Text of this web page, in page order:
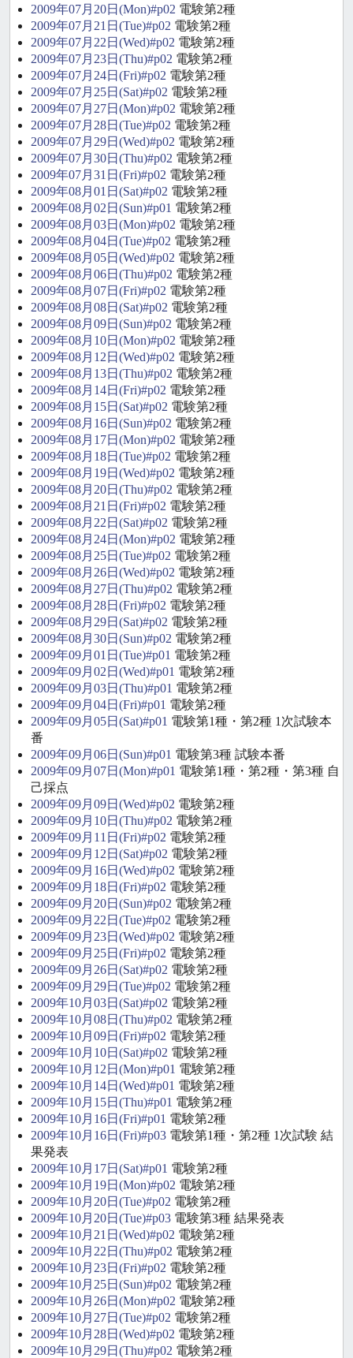
2009年07月20日(Mon)#p02 電験第2種
2009年07月21日(Tue)#p02 電験第2種
2009年07月22日(Wed)#p02 電験第2種
2009年07月23日(Thu)#p02 電験第2種
2009年07月24日(Fri)#p02 電験第2種
2009年07月25日(Sat)#p02 電験第2種
2009年07月27日(Mon)#p02 電験第2種
2009年07月28日(Tue)#p02 電験第2種
2009年07月29日(Wed)#p02 電験第2種
2009年07月30日(Thu)#p02 電験第2種
2009年07月31日(Fri)#p02 電験第2種
2009年08月01日(Sat)#p02 電験第2種
2009年08月02日(Sun)#p01 電験第2種
2009年08月03日(Mon)#p02 電験第2種
2009年08月04日(Tue)#p02 電験第2種
2009年08月05日(Wed)#p02 電験第2種
2009年08月06日(Thu)#p02 電験第2種
2009年08月07日(Fri)#p02 電験第2種
2009年08月08日(Sat)#p02 電験第2種
2009年08月09日(Sun)#p02 電験第2種
2009年08月10日(Mon)#p02 電験第2種
2009年08月12日(Wed)#p02 電験第2種
2009年08月13日(Thu)#p02 電験第2種
2009年08月14日(Fri)#p02 電験第2種
2009年08月15日(Sat)#p02 電験第2種
2009年08月16日(Sun)#p02 電験第2種
2009年08月17日(Mon)#p02 電験第2種
2009年08月18日(Tue)#p02 電験第2種
2009年08月19日(Wed)#p02 電験第2種
2009年08月20日(Thu)#p02 電験第2種
2009年08月21日(Fri)#p02 電験第2種
2009年08月22日(Sat)#p02 電験第2種
2009年08月24日(Mon)#p02 電験第2種
2009年08月25日(Tue)#p02 電験第2種
2009年08月26日(Wed)#p02 電験第2種
2009年08月27日(Thu)#p02 電験第2種
2009年08月28日(Fri)#p02 電験第2種
2009年08月29日(Sat)#p02 電験第2種
2009年08月30日(Sun)#p02 電験第2種
2009年09月01日(Tue)#p01 電験第2種
2009年09月02日(Wed)#p01 電験第2種
2009年09月03日(Thu)#p01 電験第2種
2009年09月04日(Fri)#p01 電験第2種
2009年09月05日(Sat)#p01 電験第1種・第2種 1次試験本
番
2009年09月06日(Sun)#p01 電験第3種 試験本番
2009年09月07日(Mon)#p01 電験第1種・第2種・第3種 自
己採点
2009年09月09日(Wed)#p02 電験第2種
2009年09月10日(Thu)#p02 電験第2種
2009年09月11日(Fri)#p02 電験第2種
2009年09月12日(Sat)#p02 電験第2種
2009年09月16日(Wed)#p02 電験第2種
2009年09月18日(Fri)#p02 電験第2種
2009年09月20日(Sun)#p02 電験第2種
2009年09月22日(Tue)#p02 電験第2種
2009年09月23日(Wed)#p02 電験第2種
2009年09月25日(Fri)#p02 電験第2種
2009年09月26日(Sat)#p02 電験第2種
2009年09月29日(Tue)#p02 電験第2種
2009年10月03日(Sat)#p02 電験第2種
2009年10月08日(Thu)#p02 電験第2種
2009年10月09日(Fri)#p02 電験第2種
2009年10月10日(Sat)#p02 電験第2種
2009年10月12日(Mon)#p01 電験第2種
2009年10月14日(Wed)#p01 電験第2種
2009年10月15日(Thu)#p01 電験第2種
2009年10月16日(Fri)#p01 電験第2種
2009年10月16日(Fri)#p03 電験第1種・第2種 1次試験 結
果発表
2009年10月17日(Sat)#p01 電験第2種
2009年10月19日(Mon)#p02 電験第2種
2009年10月20日(Tue)#p02 電験第2種
2009年10月20日(Tue)#p03 電験第3種 結果発表
2009年10月21日(Wed)#p02 電験第2種
2009年10月22日(Thu)#p02 電験第2種
2009年10月23日(Fri)#p02 電験第2種
2009年10月25日(Sun)#p02 電験第2種
2009年10月26日(Mon)#p02 電験第2種
2009年10月27日(Tue)#p02 電験第2種
2009年10月28日(Wed)#p02 電験第2種
2009年10月29日(Thu)#p02 電験第2種